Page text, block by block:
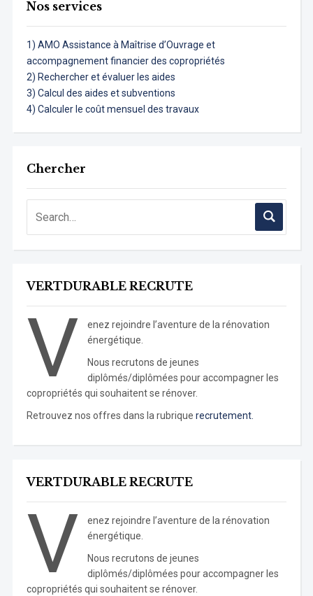
Nos services
1) AMO Assistance à Maîtrise d’Ouvrage et
accompagnement financier des copropriétés
2) Rechercher et évaluer les aides
3) Calcul des aides et subventions
4) Calculer le coût mensuel des travaux
Chercher
VERTDURABLE RECRUTE
V
enez rejoindre l’aventure de la rénovation
énergétique.
Nous recrutons de jeunes
diplômés/diplômées pour accompagner les
copropriétés qui souhaitent se rénover.
Retrouvez nos offres dans la rubrique recrutement.
VERTDURABLE RECRUTE
V
enez rejoindre l’aventure de la rénovation
énergétique.
Nous recrutons de jeunes
diplômés/diplômées pour accompagner les
copropriétés qui souhaitent se rénover.